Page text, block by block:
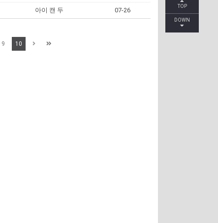
TOP
DOWN
아이 캔 두 07-26
9 10